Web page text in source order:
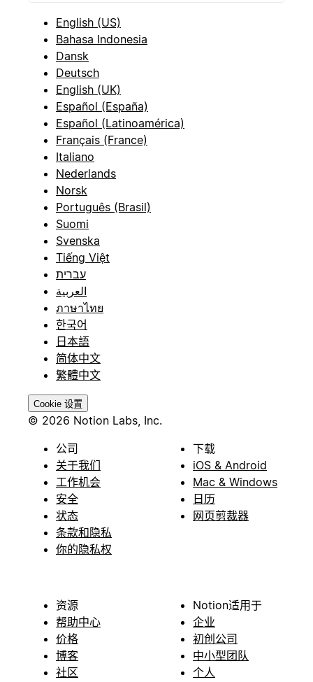
English (US)
Bahasa Indonesia
Dansk
Deutsch
English (UK)
Español (España)
Español (Latinoamérica)
Français (France)
Italiano
Nederlands
Norsk
Português (Brasil)
Suomi
Svenska
Tiếng Việt
עברית
العربية
ภาษาไทย
한국어
日本語
简体中文
繁體中文
Cookie 设置
© 2026 Notion Labs, Inc.
公司
关于我们
工作机会
安全
状态
条款和隐私
你的隐私权
下载
iOS & Android
Mac & Windows
日历
网页剪裁器
资源
帮助中心
价格
博客
社区
Notion适用于
企业
初创公司
中小型团队
个人